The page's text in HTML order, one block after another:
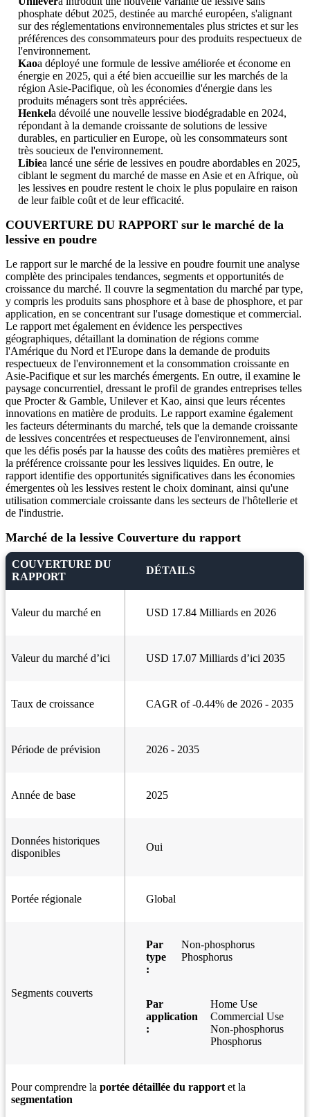
phosphate début 2025, destinée au marché européen, s'alignant
sur des réglementations environnementales plus strictes et sur les
préférences des consommateurs pour des produits respectueux de
l'environnement.
Kaoa déployé une formule de lessive améliorée et économe en
énergie en 2025, qui a été bien accueillie sur les marchés de la
région Asie-Pacifique, où les économies d'énergie dans les
produits ménagers sont très appréciées.
Henkela dévoilé une nouvelle lessive biodégradable en 2024,
répondant à la demande croissante de solutions de lessive
durables, en particulier en Europe, où les consommateurs sont
très soucieux de l'environnement.
Libiea lancé une série de lessives en poudre abordables en 2025,
ciblant le segment du marché de masse en Asie et en Afrique, où
les lessives en poudre restent le choix le plus populaire en raison
de leur faible coût et de leur efficacité.
COUVERTURE DU RAPPORT sur le marché de la
lessive en poudre
Le rapport sur le marché de la lessive en poudre fournit une analyse
complète des principales tendances, segments et opportunités de
croissance du marché. Il couvre la segmentation du marché par type,
y compris les produits sans phosphore et à base de phosphore, et par
application, en se concentrant sur l'usage domestique et commercial.
Le rapport met également en évidence les perspectives
géographiques, détaillant la domination de régions comme
l'Amérique du Nord et l'Europe dans la demande de produits
respectueux de l'environnement et la consommation croissante en
Asie-Pacifique et sur les marchés émergents. En outre, il examine le
paysage concurrentiel, dressant le profil de grandes entreprises telles
que Procter & Gamble, Unilever et Kao, ainsi que leurs récentes
innovations en matière de produits. Le rapport examine également
les facteurs déterminants du marché, tels que la demande croissante
de lessives concentrées et respectueuses de l'environnement, ainsi
que les défis posés par la hausse des coûts des matières premières et
la préférence croissante pour les lessives liquides. En outre, le
rapport identifie des opportunités significatives dans les économies
émergentes où les lessives restent le choix dominant, ainsi qu'une
utilisation commerciale croissante dans les secteurs de l'hôtellerie et
de l'industrie.
Marché de la lessive Couverture du rapport
COUVERTURE DU
RAPPORT
DÉTAILS
Valeur du marché en USD 17.84 Milliards en 2026
Valeur du marché d’ici USD 17.07 Milliards d’ici 2035
Taux de croissance CAGR of -0.44% de 2026 - 2035
Période de prévision 2026 - 2035
Année de base 2025
Données historiques
disponibles
Oui
Portée régionale Global
Segments couverts
Par
type
:
Non-phosphorus
Phosphorus
Par
application
:
Home Use
Commercial Use
Non-phosphorus
Phosphorus
Pour comprendre la portée détaillée du rapport et la
segmentation